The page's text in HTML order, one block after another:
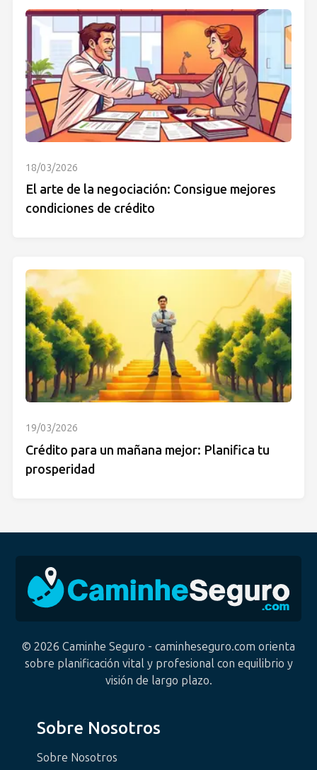
18/03/2026
El arte de la negociación: Consigue mejores
condiciones de crédito
19/03/2026
Crédito para un mañana mejor: Planifica tu
prosperidad
© 2026 Caminhe Seguro - caminheseguro.com orienta
sobre planificación vital y profesional con equilibrio y
visión de largo plazo.
Sobre Nosotros
Sobre Nosotros